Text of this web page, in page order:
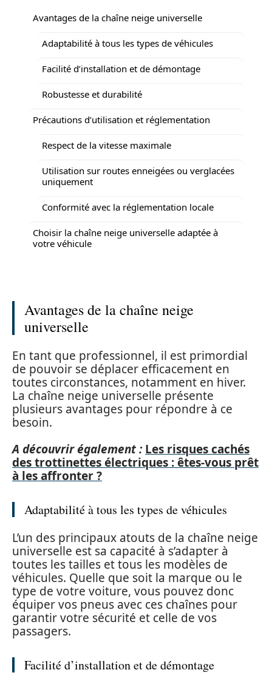
Avantages de la chaîne neige universelle
Adaptabilité à tous les types de véhicules
Facilité d’installation et de démontage
Robustesse et durabilité
Précautions d’utilisation et réglementation
Respect de la vitesse maximale
Utilisation sur routes enneigées ou verglacées
uniquement
Conformité avec la réglementation locale
Choisir la chaîne neige universelle adaptée à
votre véhicule
Avantages de la chaîne neige
universelle
En tant que professionnel, il est primordial
de pouvoir se déplacer efficacement en
toutes circonstances, notamment en hiver.
La chaîne neige universelle présente
plusieurs avantages pour répondre à ce
besoin.
A découvrir également : Les risques cachés
des trottinettes électriques : êtes-vous prêt
à les affronter ?
Adaptabilité à tous les types de véhicules
L’un des principaux atouts de la chaîne neige
universelle est sa capacité à s’adapter à
toutes les tailles et tous les modèles de
véhicules. Quelle que soit la marque ou le
type de votre voiture, vous pouvez donc
équiper vos pneus avec ces chaînes pour
garantir votre sécurité et celle de vos
passagers.
Facilité d’installation et de démontage